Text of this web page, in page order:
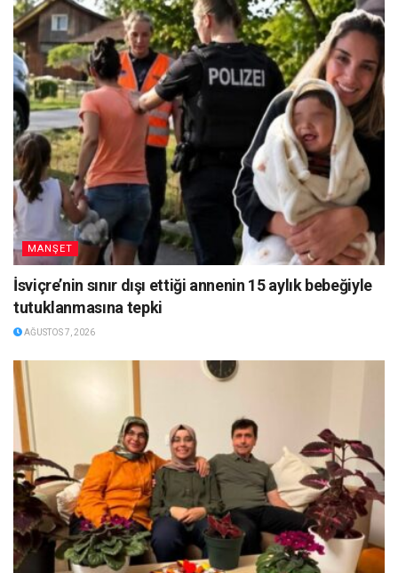
MANŞET
İsviçre’nin sınır dışı ettiği annenin 15 aylık bebeğiyle
tutuklanmasına tepki
AĞUSTOS 7, 2026